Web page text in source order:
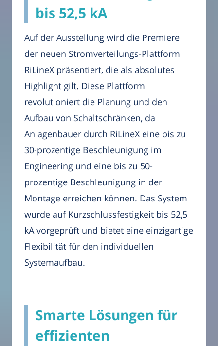
bis 52,5 kA
Auf der Ausstellung wird die Premiere
der neuen Stromverteilungs-Plattform
RiLineX präsentiert, die als absolutes
Highlight gilt. Diese Plattform
revolutioniert die Planung und den
Aufbau von Schaltschränken, da
Anlagenbauer durch RiLineX eine bis zu
30-prozentige Beschleunigung im
Engineering und eine bis zu 50-
prozentige Beschleunigung in der
Montage erreichen können. Das System
wurde auf Kurzschlussfestigkeit bis 52,5
kA vorgeprüft und bietet eine einzigartige
Flexibilität für den individuellen
Systemaufbau.
Smarte Lösungen für
effizienten